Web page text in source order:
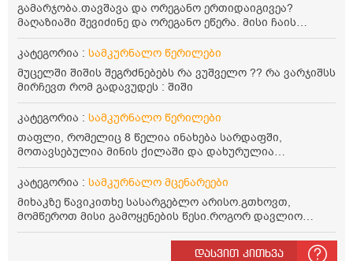
გამარჯობა.თავშავა და ორეგანო ერთიდაიგივეა?
მაღაზიაში შევიძინე და ორეგანო ეწერა. მისი ჩაის
დალევის წესი მაინტერესებს.რისთვის არის კარგი?
წავიკითხე რომ: 1 ჭიქა თბილ წყალში ჩავყაროთ 1 ჩაის
კოვზი დაქუცმაცებული და გამხმარი ორეგანო და
გავაჩეროთ 10-15 წუთი, მივიღოთო ჭამიდან 1-2 საათში.
მიზანი: ანტიოქსიდანტური და ანთების საწინააღმდეგო
თვისება. სწორია ეს ინფორმაცია? უკუჩვენება რა აქვს
და ბრონქულ ასთმას თუ შველის ორეგანოს ჩაი?
კატეგორია : სამკურნალო წერილები
მუცელში შიშის შეგრძნებებს რა ვუშველო ?? რა ვარჯიშსს
მირჩევთ რომ გადავუდეს : შიში
კატეგორია : სამკურნალო წერილები
თაფლი, რომელიც 8 წელია ინახება სარდაფში,
მოთავსებულია მინის ქილაში და დახურულია
პლასტმასის სახურავით. ექნება თუ არა შენარჩუნებული
სასარგებლო თვისებები და შეიძლება თუ არა მისი
მირთმევა? გმადლობთ.
კატეგორია : სამკურნალო მცენარეები
მიხაკზე წავიკითხე სასარგებლო არისო.გთხოვთ,
მომწეროთ მისი გამოყენების წესი.როგორ დავლიო
მიხაკის ჩაი. ასევე მაინტერესებს ლეიკოციტები მაქვს
ოდნავ დაბალი და წავიკითხე ლეიკოციტების დონეს
დასვით კითხვა